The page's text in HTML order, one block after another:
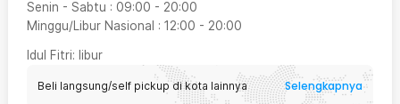
Senin - Sabtu : 09:00 - 20:00
Minggu/Libur Nasional : 12:00 - 20:00
Idul Fitri: libur
Beli langsung/self pickup di kota lainnya Selengkapnya